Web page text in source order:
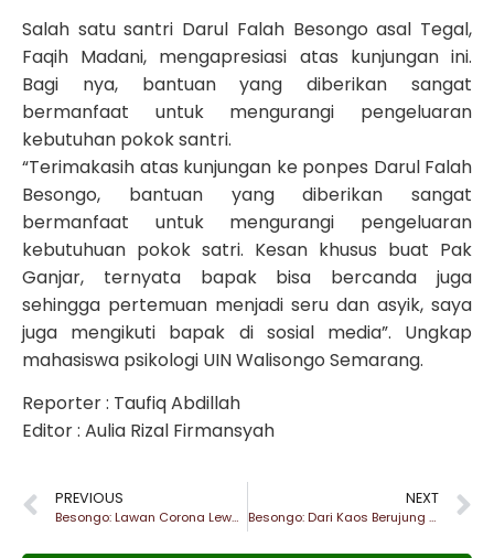
Salah satu santri Darul Falah Besongo asal Tegal,
Faqih Madani, mengapresiasi atas kunjungan ini.
Bagi nya, bantuan yang diberikan sangat
bermanfaat untuk mengurangi pengeluaran
kebutuhan pokok santri.
“Terimakasih atas kunjungan ke ponpes Darul Falah
Besongo, bantuan yang diberikan sangat
bermanfaat untuk mengurangi pengeluaran
kebutuhuan pokok satri. Kesan khusus buat Pak
Ganjar, ternyata bapak bisa bercanda juga
sehingga pertemuan menjadi seru dan asyik, saya
juga mengikuti bapak di sosial media”. Ungkap
mahasiswa psikologi UIN Walisongo Semarang.
Reporter : Taufiq Abdillah
Editor : Aulia Rizal Firmansyah
PREVIOUS
Besongo: Lawan Corona Lewat Donasi Kaos
NEXT
Besongo: Dari Kaos Berujung Bansos